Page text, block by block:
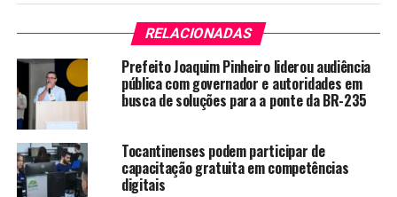
RELACIONADAS
Prefeito Joaquim Pinheiro liderou audiência
pública com governador e autoridades em
busca de soluções para a ponte da BR-235
Tocantinenses podem participar de
capacitação gratuita em competências
digitais